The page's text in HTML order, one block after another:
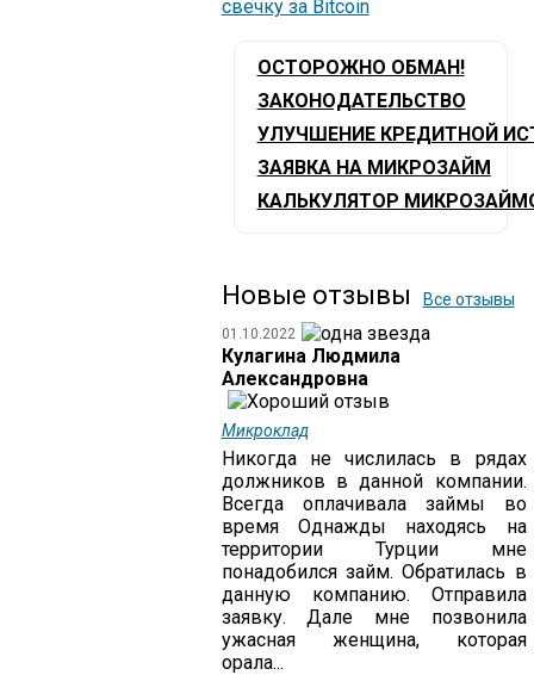
ОСТОРОЖНО ОБМАН!
ЗАКОНОДАТЕЛЬСТВО
УЛУЧШЕНИЕ КРЕДИТНОЙ
ЗАЯВКА НА МИКРОЗАЙМ
КАЛЬКУЛЯТОР
Новые отзывы Все отзывы
01.10.2022
Кулагина Людмила
Александровна
Микроклад
Никогда не числилась в рядах
должников в данной компании.
Всегда оплачивала займы во
время Однажды находясь на
территории Турции мне
понадобился займ. Обратилась в
данную компанию. Отправила
заявку. Дале мне позвонила
ужасная женщина, которая
орала...